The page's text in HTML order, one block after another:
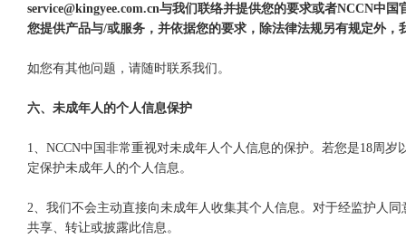
service@kingyee.com.cn与我们联络并提供您的要求或者NCCN中
您提供产品与/或服务，并依据您的要求，除法律法规另有规定外，
如您有其他问题，请随时联系我们。
六、未成年人的个人信息保护
1、NCCN中国非常重视对未成年人个人信息的保护。若您是18周
定保护未成年人的个人信息。
2、我们不会主动直接向未成年人收集其个人信息。对于经监护人
共享、转让或披露此信息。